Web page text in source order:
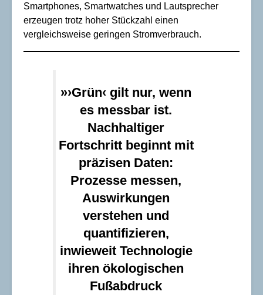
Smartphones, Smartwatches und Lautsprecher
erzeugen trotz hoher Stückzahl einen
vergleichsweise geringen Stromverbrauch.
»›Grün‹ gilt nur, wenn
es messbar ist.
Nachhaltiger
Fortschritt beginnt mit
präzisen Daten:
Prozesse messen,
Auswirkungen
verstehen und
quantifizieren,
inwieweit Technologie
ihren ökologischen
Fußabdruck